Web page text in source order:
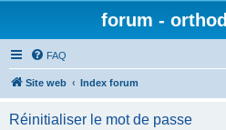
forum -
FAQ
Site web Index forum
Réinitialiser le mot de passe